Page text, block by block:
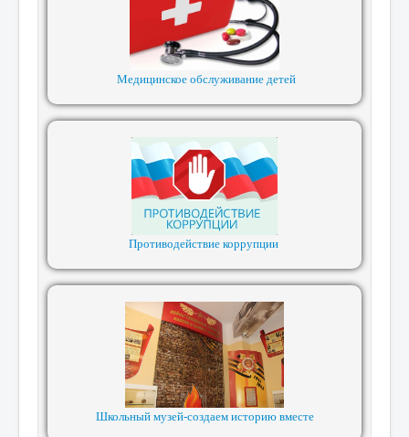
Медицинское обслуживание детей
Противодействие коррупции
Школьный музей-создаем историю вместе